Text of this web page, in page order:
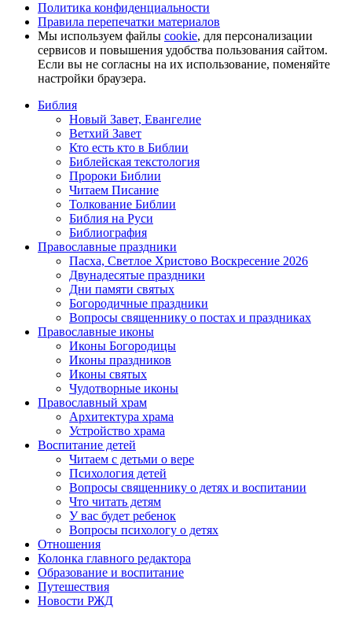
Политика конфиденциальности
Правила перепечатки материалов
Мы используем файлы cookie, для персонализации
сервисов и повышения удобства пользования сайтом.
Если вы не согласны на их использование, поменяйте
настройки браузера.
Библия
Новый Завет, Евангелие
Ветхий Завет
Кто есть кто в Библии
Библейская текстология
Пророки Библии
Читаем Писание
Толкование Библии
Библия на Руси
Библиография
Православные праздники
Пасха, Светлое Христово Воскресение 2026
Двунадесятые праздники
Дни памяти святых
Богородичные праздники
Вопросы священнику о постах и праздниках
Православные иконы
Иконы Богородицы
Иконы праздников
Иконы святых
Чудотворные иконы
Православный храм
Архитектура храма
Устройство храма
Воспитание детей
Читаем с детьми о вере
Психология детей
Вопросы священнику о детях и воспитании
Что читать детям
У вас будет ребенок
Вопросы психологу о детях
Отношения
Колонка главного редактора
Образование и воспитание
Путешествия
Новости РЖД